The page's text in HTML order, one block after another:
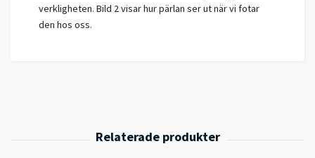
verkligheten. Bild 2 visar hur pärlan ser ut när vi fotar
den hos oss.